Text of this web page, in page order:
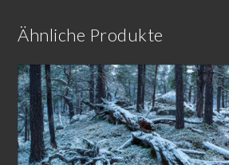
Ähnliche Produkte